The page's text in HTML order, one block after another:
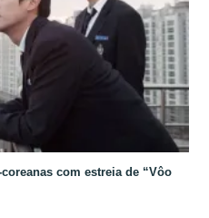
com estreia de “Vôo